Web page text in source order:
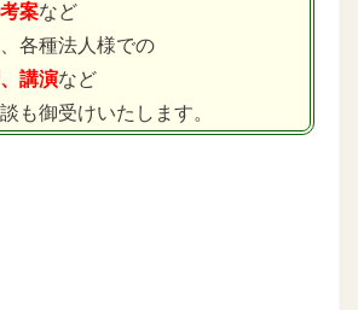
案など
各種法人様での
講演など
も御受けいたします。